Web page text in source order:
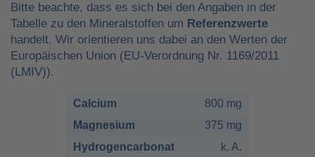
Bitte beachte, dass es sich bei den Angaben in der
Tabelle zu den Mineralstoffen um Referenzwerte
handelt. Wir orientieren uns dabei an den Werten der
Europäischen Union (EU-Verordnung Nr. 1169/2011
(LMIV)).
Calcium
800 mg
Magnesium
375 mg
Hydrogencarbonat
k. A.